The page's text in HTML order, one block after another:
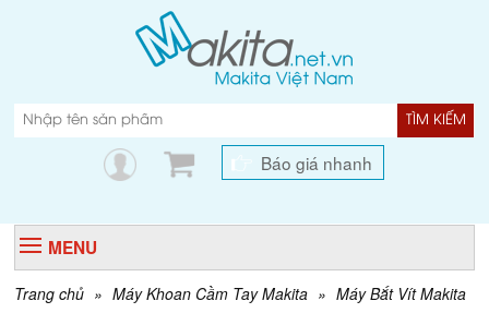
TÌM KIẾM
Báo giá nhanh
MENU
Trang chủ » Máy Khoan Cầm Tay Makita » Máy Bắt Vít Makita